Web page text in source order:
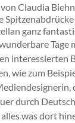
Claudia
ganz
Tage
interessierten
wie zum
durch
was dort